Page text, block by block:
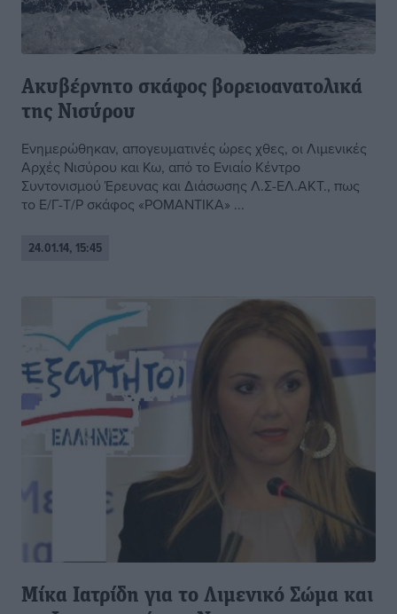
Ακυβέρνητο σκάφος βορειοανατολικά
της Νισύρου
Ενημερώθηκαν, απογευματινές ώρες χθες, οι Λιμενικές
Αρχές Νισύρου και Κω, από το Ενιαίο Κέντρο
Συντονισμού Έρευνας και Διάσωσης Λ.Σ-ΕΛ.ΑΚΤ., πως
το Ε/Γ-Τ/Ρ σκάφος «ΡΟΜΑΝΤΙΚΑ» ...
24.01.14, 15:45
Μίκα Ιατρίδη για το Λιμενικό Σώμα και